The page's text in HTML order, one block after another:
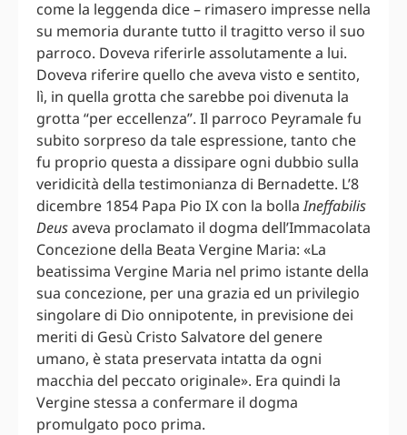
come la leggenda dice – rimasero impresse nella
su memoria durante tutto il tragitto verso il suo
parroco. Doveva riferirle assolutamente a lui.
Doveva riferire quello che aveva visto e sentito,
lì, in quella grotta che sarebbe poi divenuta la
grotta “per eccellenza”. Il parroco Peyramale fu
subito sorpreso da tale espressione, tanto che
fu proprio questa a dissipare ogni dubbio sulla
veridicità della testimonianza di Bernadette. L’8
dicembre 1854 Papa Pio IX con la bollaIneffabilis
Deusaveva proclamato il dogma dell’Immacolata
Concezione della Beata Vergine Maria: «La
beatissima Vergine Maria nel primo istante della
sua concezione, per una grazia ed un privilegio
singolare di Dio onnipotente, in previsione dei
meriti di Gesù Cristo Salvatore del genere
umano, è stata preservata intatta da ogni
macchia del peccato originale». Era quindi la
Vergine stessa a confermare il dogma
promulgato poco prima.